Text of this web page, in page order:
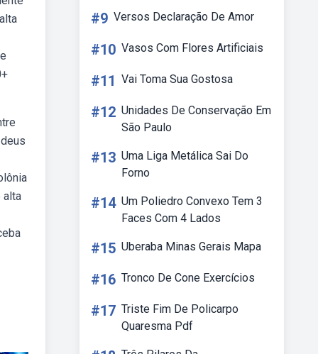
alta
#9 Versos Declaração De Amor
#10 Vasos Com Flores Artificiais
#11 Vai Toma Sua Gostosa
#12 Unidades De Conservação Em
São Paulo
#13 Uma Liga Metálica Sai Do
Forno
#14 Um Poliedro Convexo Tem 3
Faces Com 4 Lados
#15 Uberaba Minas Gerais Mapa
#16 Tronco De Cone Exercícios
#17 Triste Fim De Policarpo
Quaresma Pdf